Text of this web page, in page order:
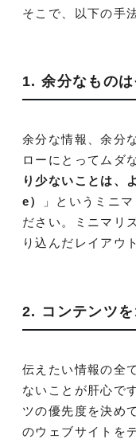
そこで、以下の手
1. 余分なものは
余分な情報、余分
ローにとってムダ
り少ないことは
e）
」というミニ
ださい。ミニマリ
り込んだレイアウ
2. コンテンツ
伝えたい情報の全
ないことが肝心で
ツの優先度を決め
のウェブサイトを